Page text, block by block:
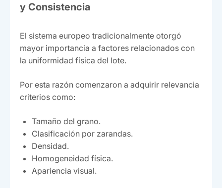
y Consistencia
El sistema europeo tradicionalmente otorgó
mayor importancia a factores relacionados con
la uniformidad física del lote.
Por esta razón comenzaron a adquirir relevancia
criterios como:
Tamaño del grano.
Clasificación por zarandas.
Densidad.
Homogeneidad física.
Apariencia visual.